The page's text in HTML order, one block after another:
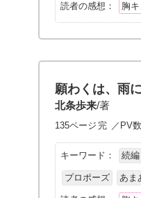
読者の感想： 胸
願わくは、雨
北条歩来/著
135ページ 完 ／PV
キーワード： 続編
プロポーズ あま